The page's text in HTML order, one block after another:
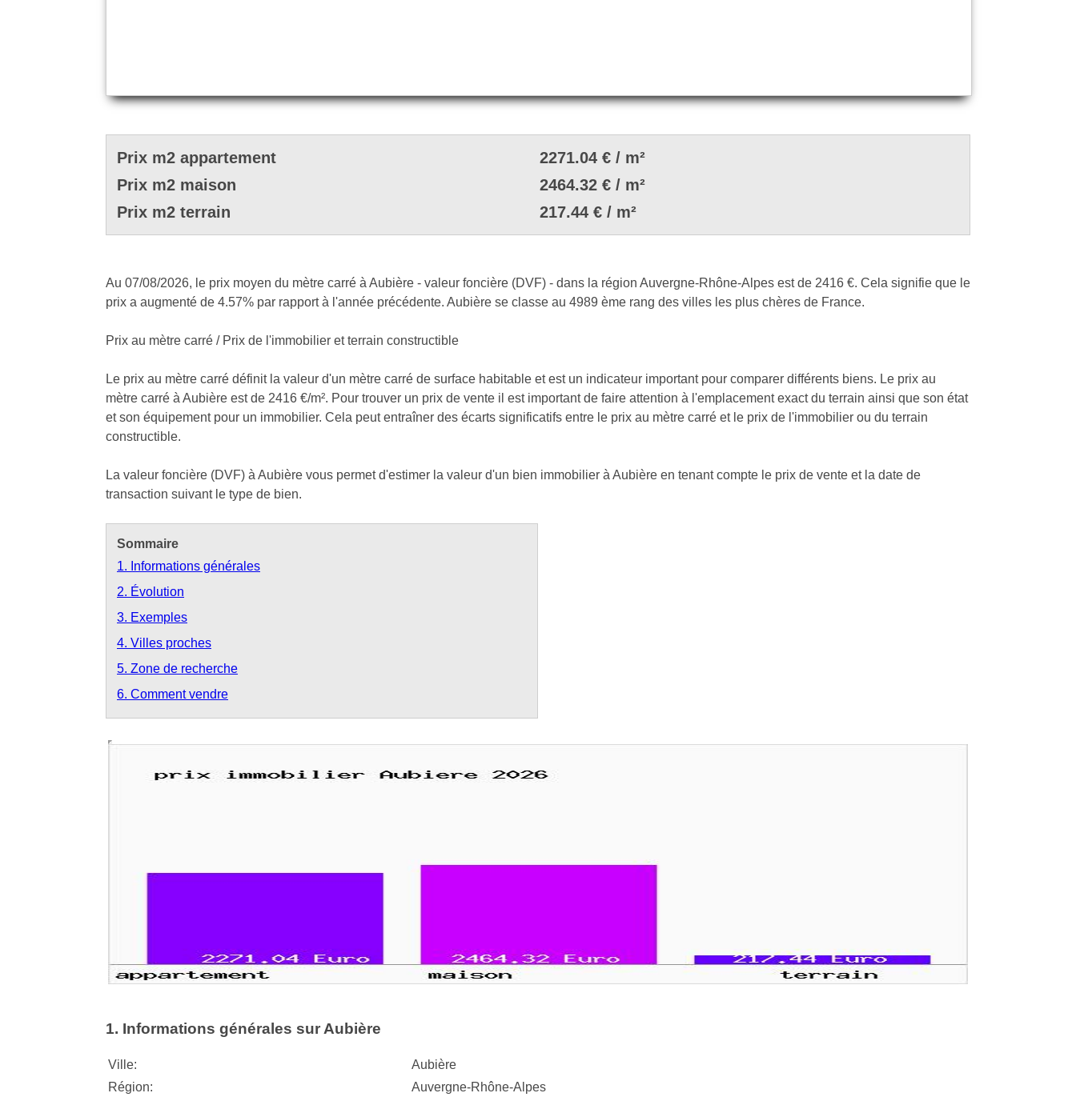
Prix m2 appartement
2271.04 € / m²
Prix m2 maison
2464.32 € / m²
Prix m2 terrain
217.44 € / m²
Au 07/08/2026, le prix moyen du mètre carré à Aubière - valeur foncière (DVF) - dans la région Auvergne-Rhône-Alpes est de 2416 €. Cela signifie que le
prix a augmenté de 4.57% par rapport à l'année précédente. Aubière se classe au 4989 ème rang des villes les plus chères de France.
Prix au mètre carré / Prix de l'immobilier et terrain constructible
Le prix au mètre carré définit la valeur d'un mètre carré de surface habitable et est un indicateur important pour comparer différents biens. Le prix au
mètre carré à Aubière est de 2416 €/m². Pour trouver un prix de vente il est important de faire attention à l'emplacement exact du terrain ainsi que son état
et son équipement pour un immobilier. Cela peut entraîner des écarts significatifs entre le prix au mètre carré et le prix de l'immobilier ou du terrain
constructible.
La valeur foncière (DVF) à Aubière vous permet d'estimer la valeur d'un bien immobilier à Aubière en tenant compte le prix de vente et la date de
transaction suivant le type de bien.
Sommaire
1. Informations générales
2. Évolution
3. Exemples
4. Villes proches
5. Zone de recherche
6. Comment vendre
1. Informations générales sur Aubière
Ville:
Aubière
Région:
Auvergne-Rhône-Alpes